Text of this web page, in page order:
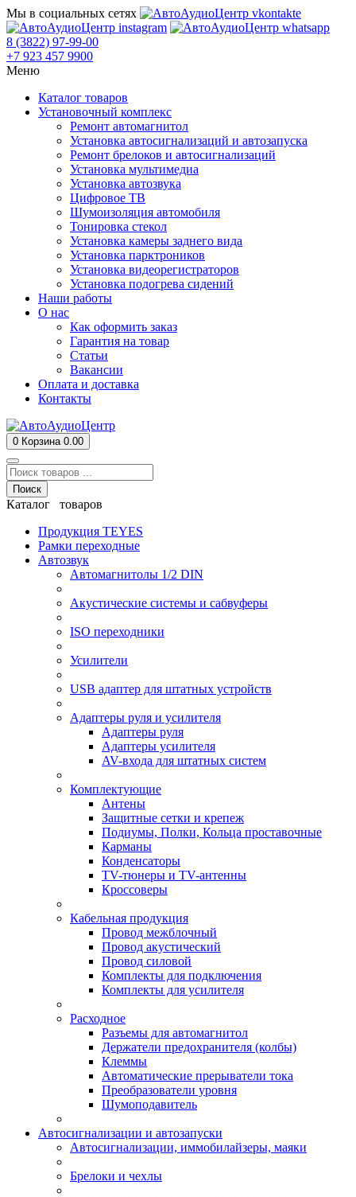
Мы в социальных сетях
8 (3822) 97-99-00
+7 923 457 9900
Меню
Каталог товаров
Установочный комплекс
Ремонт автомагнитол
Установка автосигнализаций и автозапуска
Ремонт брелоков и автосигнализаций
Установка мультимедиа
Установка автозвука
Цифровое ТВ
Шумоизоляция автомобиля
Тонировка стекол
Установка камеры заднего вида
Установка парктроников
Установка видеорегистраторов
Установка подогрева сидений
Наши работы
О нас
Как оформить заказ
Гарантия на товар
Статьи
Вакансии
Оплата и доставка
Контакты
0 Корзина 0.00
Поиск
Каталог товаров
Продукция TEYES
Рамки переходные
Автозвук
Автомагнитолы 1/2 DIN
Акустические системы и сабвуферы
ISO переходники
Усилители
USB адаптер для штатных устройств
Адаптеры руля и усилителя
Адаптеры руля
Адаптеры усилителя
AV-входа для штатных систем
Комплектующие
Антены
Защитные сетки и крепеж
Подиумы, Полки, Кольца проставочные
Карманы
Конденсаторы
TV-тюнеры и TV-антенны
Кроссоверы
Кабельная продукция
Провод межблочный
Провод акустический
Провод силовой
Комплекты для подключения
Комплекты для усилителя
Расходное
Разъемы для автомагнитол
Держатели предохранителя (колбы)
Клеммы
Автоматические прерыватели тока
Преобразователи уровня
Шумоподавитель
Автосигнализации и автозапуски
Автосигнализации, иммобилайзеры, маяки
Брелоки и чехлы